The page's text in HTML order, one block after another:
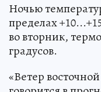
Ночью
пределах
во вторник,
градусов.
«Ветер